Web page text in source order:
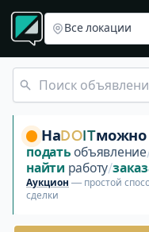
Объявления
Бесплатные
Все локации
НаDOITможно
подать объявление
найти работу/
Аукцион — простой
сделки